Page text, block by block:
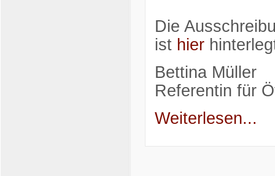
Die
ist hier
Bettina Müller
Referentin für
Weiterlesen...